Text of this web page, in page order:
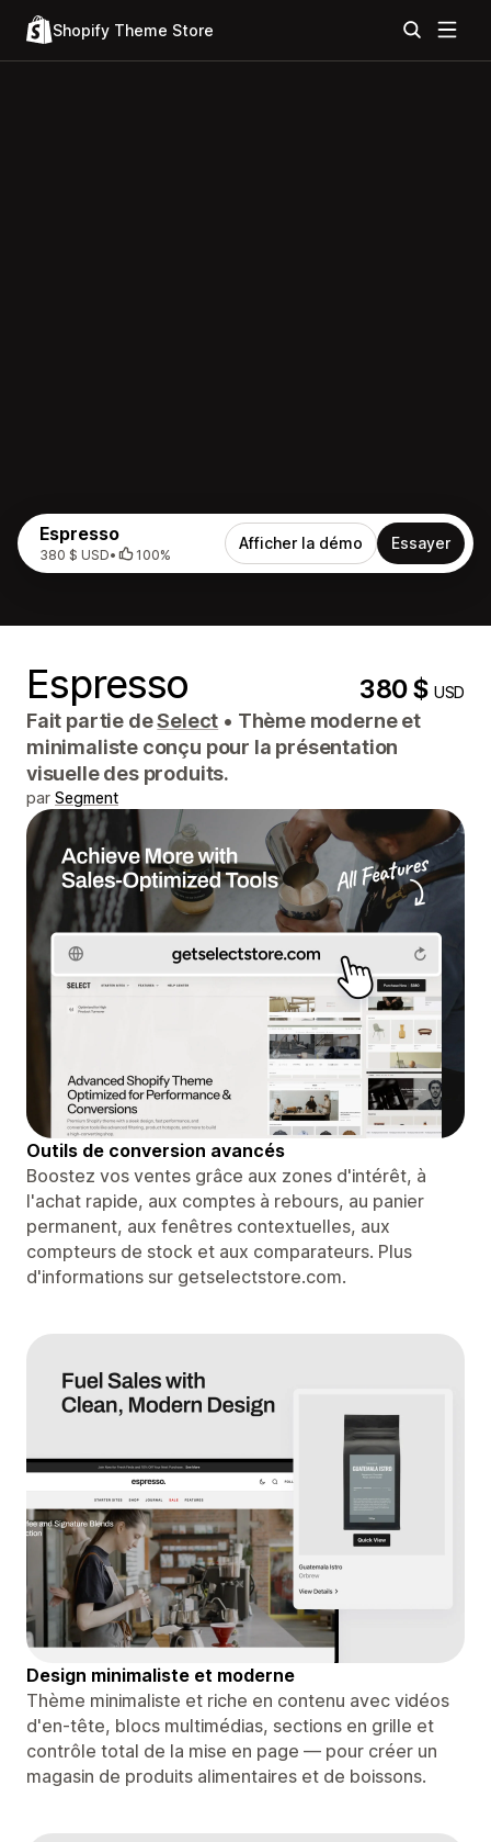
Shopify Theme Store
Espresso
380 $ USD• 100%
Afficher la démo Essayer
Espresso 380 $USD
Fait partie deSelect • Thème moderne et
minimaliste conçu pour la présentation
visuelle des produits.
par Segment
Outils de conversion avancés
Boostez vos ventes grâce aux zones d'intérêt, à
l'achat rapide, aux comptes à rebours, au panier
permanent, aux fenêtres contextuelles, aux
compteurs de stock et aux comparateurs. Plus
d'informations sur getselectstore.com.
Design minimaliste et moderne
Thème minimaliste et riche en contenu avec vidéos
d'en-tête, blocs multimédias, sections en grille et
contrôle total de la mise en page — pour créer un
magasin de produits alimentaires et de boissons.